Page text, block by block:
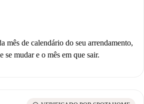
mês de calendário do seu arrendamento,
se mudar e o mês em que sair.